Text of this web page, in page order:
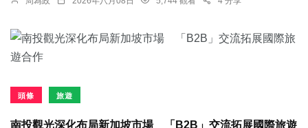
頭條 旅遊
南投觀光深化布局新加坡市場 「B2B」交流拓展國際旅遊